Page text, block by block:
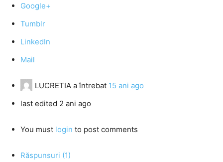
Google+
Tumblr
LinkedIn
Mail
LUCRETIA a întrebat 15 ani ago
last edited 2 ani ago
You must login to post comments
Răspunsuri (1)